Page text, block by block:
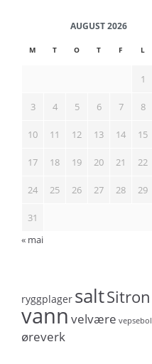
AUGUST 2026
M T O T F L
1
3 4 5 6 7 8
10 11 12 13 14 15
17 18 19 20 21 22
24 25 26 27 28 29
31
« mai
ryggplager saltSitron
vann velvære vepsebol
øreverk